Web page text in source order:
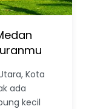
Kota
ada
kecil